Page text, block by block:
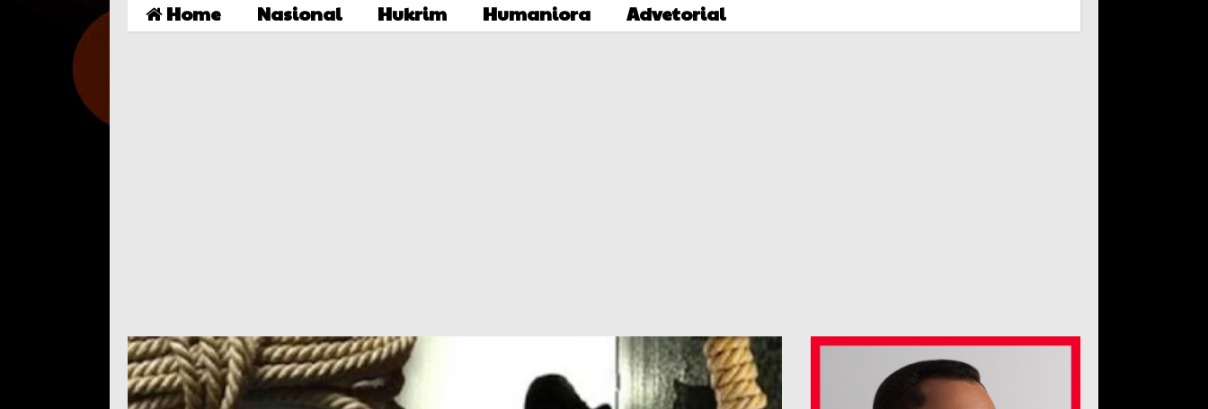
Home Nasional Hukrim Humaniora Advetorial